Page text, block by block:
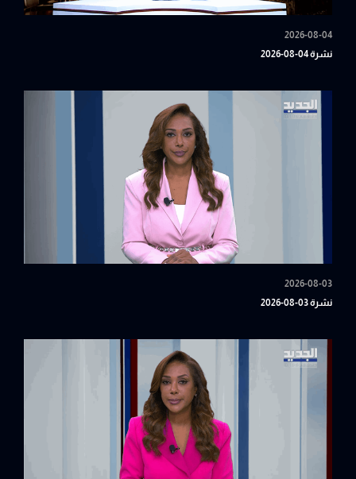
2026-08-04
نشرة 04-08-2026
2026-08-03
نشرة 03-08-2026